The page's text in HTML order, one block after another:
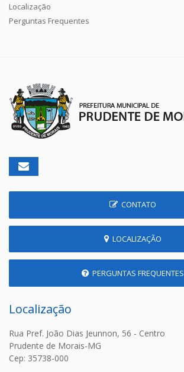
Localização
Perguntas Frequentes
CONTATO
LOCALIZAÇÃO
PERGUNTAS FREQUENTES
Localização
Rua Pref. João Dias Jeunnon, 56 - Centro
Prudente de Morais-MG
Cep: 35738-000